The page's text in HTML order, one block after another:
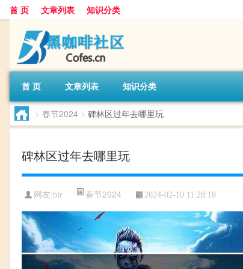
首 页 文章列表 知识分类
首 页 文章列表 知识分类
> 春节2024 > 碑林区过年去哪里玩
碑林区过年去哪里玩
网友:blr 春节2024 2024-02-10 11:28:18